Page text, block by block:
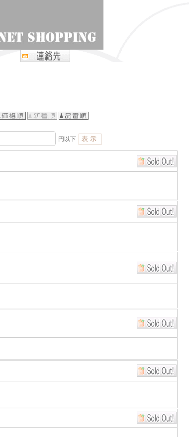
円以下